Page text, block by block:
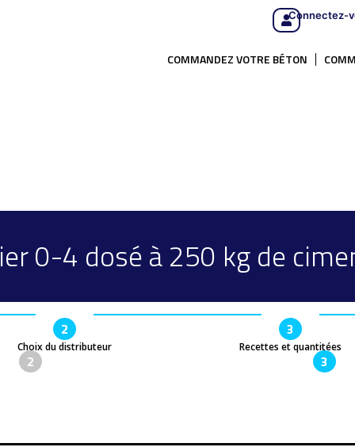
Connectez-
COMMANDEZ VOTRE BÉTON
0-4 dosé à 250 kg de
2
Choix du distributeur
3
Recettes et quantitées
2 3